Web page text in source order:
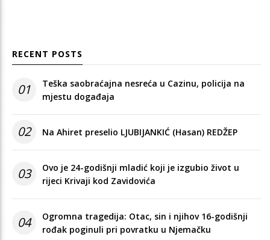
RECENT POSTS
01
Teška saobraćajna nesreća u Cazinu, policija na
mjestu događaja
02 Na Ahiret preselio LJUBIJANKIĆ (Hasan) REDŽEP
03
Ovo je 24-godišnji mladić koji je izgubio život u
rijeci Krivaji kod Zavidovića
04
Ogromna tragedija: Otac, sin i njihov 16-godišnji
rođak poginuli pri povratku u Njemačku